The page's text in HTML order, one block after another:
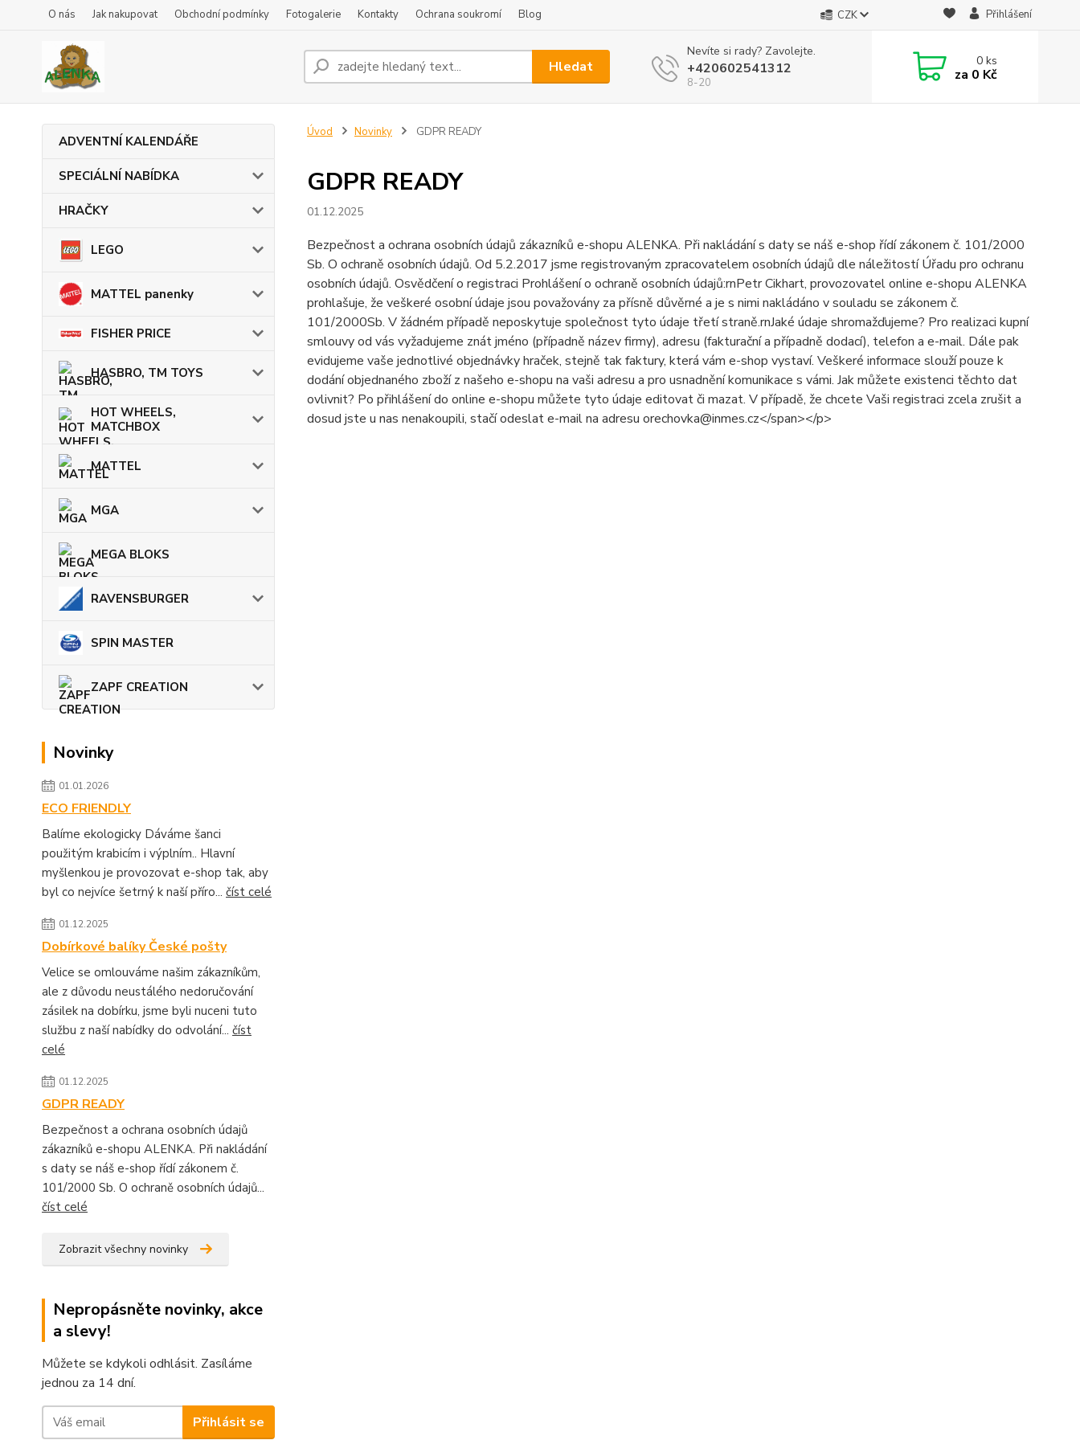
O nás Jak nakupovat Obchodní podmínky Fotogalerie Kontakty Ochrana soukromí Blog CZK Přihlášení
Hledat
Nevíte si rady? Zavolejte.
+420602541312
8-20
0ks
za 0 Kč
ADVENTNÍ KALENDÁŘE
SPECIÁLNÍ NABÍDKA
HRAČKY
LEGO
MATTEL panenky
FISHER PRICE
HASBRO, TM TOYS
HOT WHEELS,
MATCHBOX
MATTEL
MGA
MEGA BLOKS
RAVENSBURGER
SPIN MASTER
ZAPF CREATION
Novinky
01.01.2026
ECO FRIENDLY
Balíme ekologicky Dáváme šanci
použitým krabicím i výplním.. Hlavní
myšlenkou je provozovat e-shop tak, aby
byl co nejvíce šetrný k naší příro... číst celé
01.12.2025
Dobírkové balíky České pošty
Velice se omlouváme našim zákazníkům,
ale z důvodu neustálého nedoručování
zásilek na dobírku, jsme byli nuceni tuto
službu z naší nabídky do odvolání... číst
celé
01.12.2025
GDPR READY
Bezpečnost a ochrana osobních údajů
zákazníků e-shopu ALENKA. Při nakládání
s daty se náš e-shop řídí zákonem č.
101/2000 Sb. O ochraně osobních údajů...
číst celé
Zobrazit všechny novinky
Nepropásněte novinky, akce
a slevy!
Můžete se kdykoli odhlásit. Zasíláme
jednou za 14 dní.
Přihlásit se
Úvod Novinky GDPR READY
GDPR READY
01.12.2025
Bezpečnost a ochrana osobních údajů zákazníků e-shopu ALENKA. Při nakládání s daty se náš e-shop řídí zákonem č. 101/2000
Sb. O ochraně osobních údajů. Od 5.2.2017 jsme registrovaným zpracovatelem osobních údajů dle náležitostí Úřadu pro ochranu
osobních údajů. Osvědčení o registraci Prohlášení o ochraně osobních údajů:rnPetr Cikhart, provozovatel online e-shopu ALENKA
prohlašuje, že veškeré osobní údaje jsou považovány za přísně důvěrné a je s nimi nakládáno v souladu se zákonem č.
101/2000Sb. V žádném případě neposkytuje společnost tyto údaje třetí straně.rnJaké údaje shromažďujeme? Pro realizaci kupní
smlouvy od vás vyžadujeme znát jméno (případně název firmy), adresu (fakturační a případně dodací), telefon a e-mail. Dále pak
evidujeme vaše jednotlivé objednávky hraček, stejně tak faktury, která vám e-shop vystaví. Veškeré informace slouží pouze k
dodání objednaného zboží z našeho e-shopu na vaši adresu a pro usnadnění komunikace s vámi. Jak můžete existenci těchto dat
ovlivnit? Po přihlášení do online e-shopu můžete tyto údaje editovat či mazat. V případě, že chcete Vaši registraci zcela zrušit a
dosud jste u nas nenakoupili, stačí odeslat e-mail na adresu orechovka@inmes.cz</span></p>